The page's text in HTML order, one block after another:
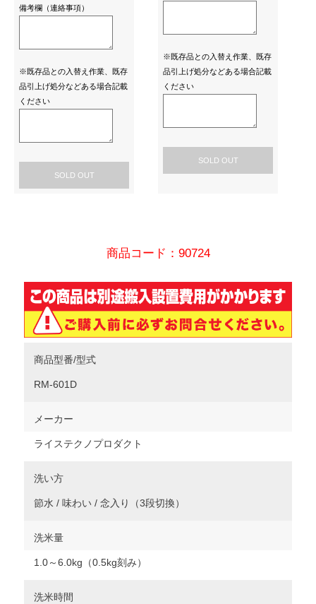
備考欄（連絡事項）
※既存品との入替え作業、既存
品引上げ処分などある場合記載
ください
SOLD OUT
※既存品との入替え作業、既存
品引上げ処分などある場合記載
ください
SOLD OUT
商品コード：90724
商品型番/型式
RM-601D
メーカー
ライステクノプロダクト
洗い方
節水 / 味わい / 念入り（3段切換）
洗米量
1.0～6.0kg（0.5kg刻み）
洗米時間